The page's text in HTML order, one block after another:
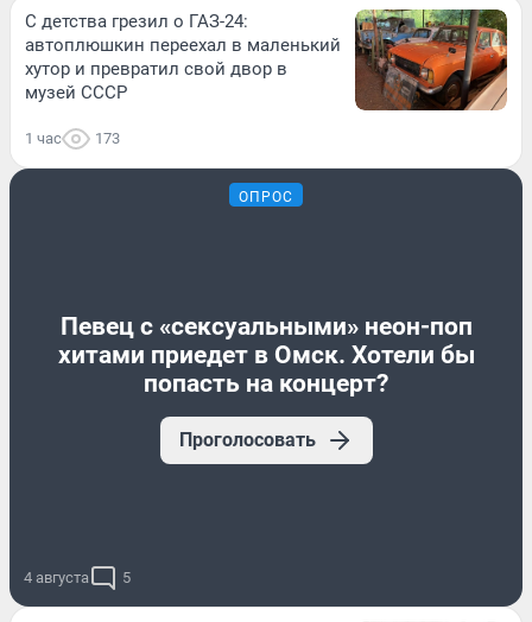
С детства грезил о ГАЗ-24:
автоплюшкин переехал в маленький
хутор и превратил свой двор в
музей СССР
1 час 173
ОПРОС
Певец с «сексуальными» неон-поп
хитами приедет в Омск. Хотели бы
попасть на концерт?
Проголосовать
4 августа 5